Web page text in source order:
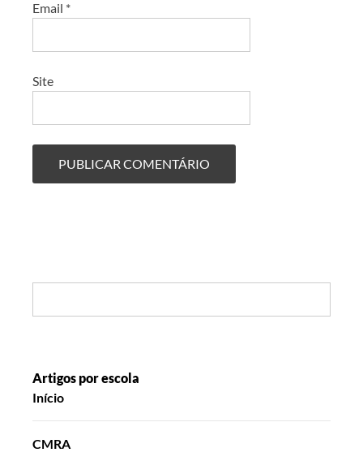
Email *
Site
Artigos por escola
Início
CMRA